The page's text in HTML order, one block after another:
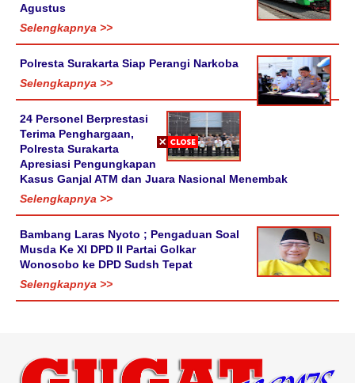
Agustus
Selengkapnya >>
Polresta Surakarta Siap Perangi Narkoba
Selengkapnya >>
24 Personel Berprestasi
Terima Penghargaan,
Polresta Surakarta
Apresiasi Pengungkapan
Kasus Ganjal ATM dan Juara Nasional Menembak
Selengkapnya >>
Bambang Laras Nyoto ; Pengaduan Soal
Musda Ke XI DPD II Partai Golkar
Wonosobo ke DPD Sudsh Tepat
Selengkapnya >>